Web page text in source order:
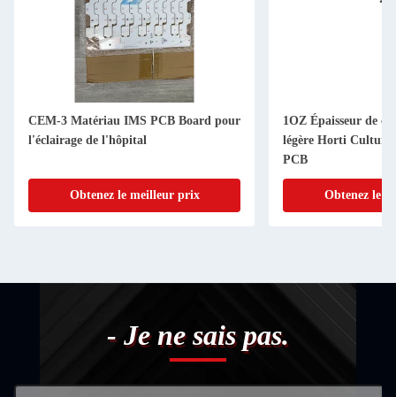
CEM-3 Matériau IMS PCB Board pour
l'éclairage de l'hôpital
Obtenez le meilleur prix
1OZ Épaisseur de
légère Horti
PCB
Obtenez le
- Je ne sais pas.